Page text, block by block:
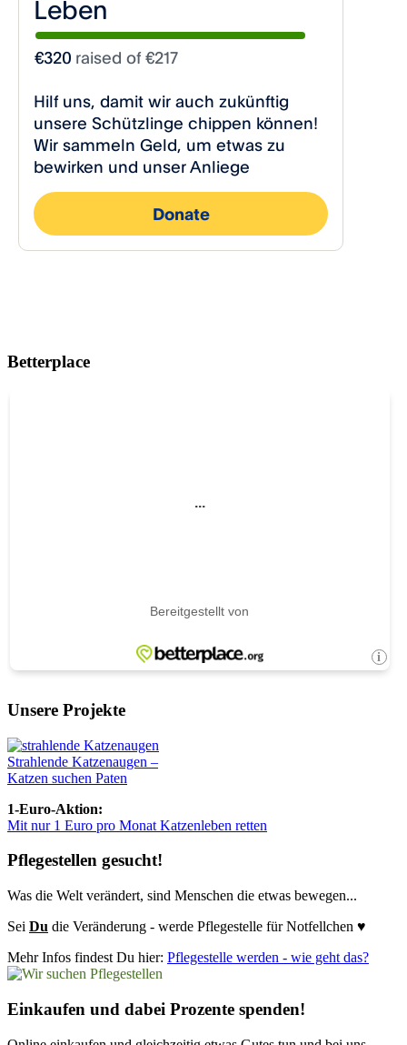
Betterplace
Unsere Projekte
Strahlende Katzenaugen –
Katzen suchen Paten
1-Euro-Aktion:
Mit nur 1 Euro pro Monat Katzenleben retten
Pflegestellen gesucht!
Was die Welt verändert, sind Menschen die etwas bewegen...
Sei Du die Veränderung - werde Pflegestelle für Notfellchen ♥
Mehr Infos findest Du hier: Pflegestelle werden - wie geht das?
Einkaufen und dabei Prozente spenden!